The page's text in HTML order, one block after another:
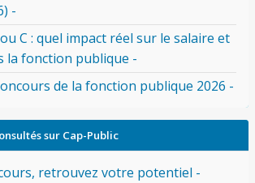
-
C : quel impact réel sur le salaire et
la fonction publique -
de la fonction publique 2026 -
sur Cap-Public
retrouvez votre potentiel -